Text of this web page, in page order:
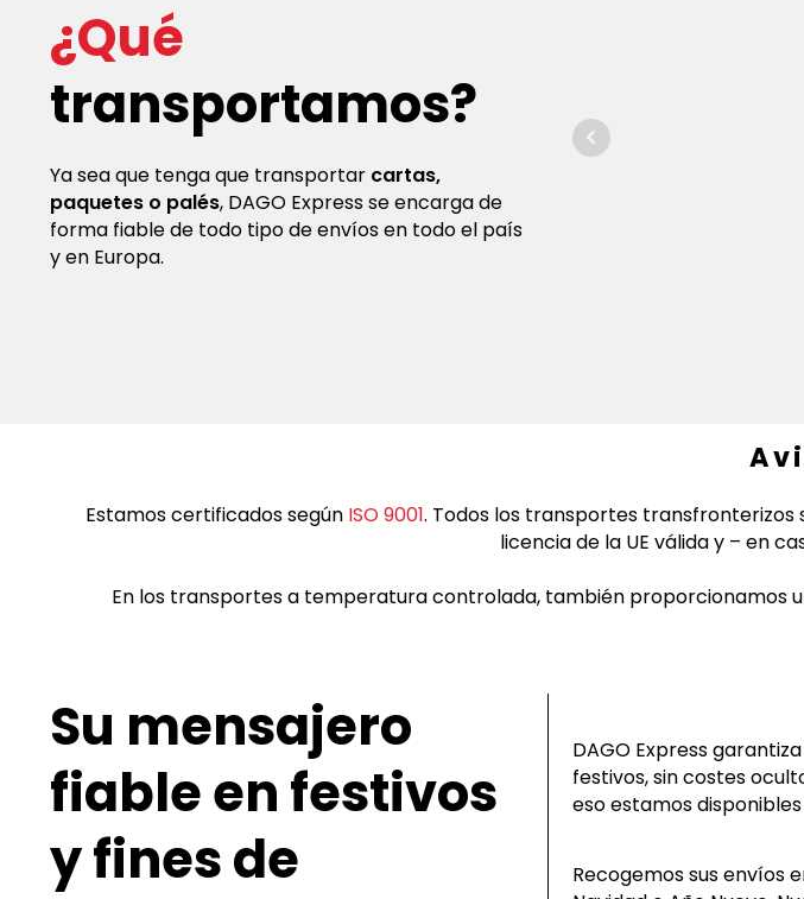
¿Qué
transportamos?
Ya sea que tenga que transportar cartas,
paquetes o palés, DAGO Express se encarga de
forma fiable de todo tipo de envíos en todo el país
y en Europa.
Estamos certificados según ISO 9001. Todos los transportes transfronterizos
licencia de la UE válida y – en
En los transportes a temperatura controlada, también
Su mensajero
fiable en festivos
y fines de
DAGO Express
festivos, sin costes
eso estamos
Recogemos sus envíos